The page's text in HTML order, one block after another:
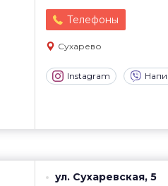
Телефоны
Сухарево
Instagram
ул. Сухаревская, 5